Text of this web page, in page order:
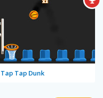
Tap Tap Dunk